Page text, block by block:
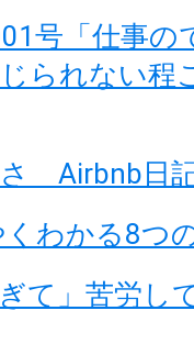
号「仕事の
られない程
Airbnb日
わかる8つ
て」苦労し